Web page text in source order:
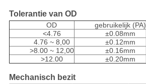
Tolerantie van OD
OD gebruikelijk (PA)
<4.76
±0.08mm
4.76 ~ 8,00
±0.12mm
>8.00 ~ 12,00
±0.16mm
>12.00
±0.20mm
Mechanisch bezit